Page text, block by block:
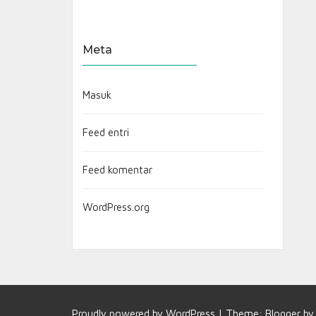
Meta
Masuk
Feed entri
Feed komentar
WordPress.org